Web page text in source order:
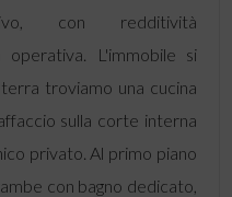
con redditività
L'immobile si
troviamo una cucina
sulla corte interna
privato. Al primo piano
con bagno dedicato,